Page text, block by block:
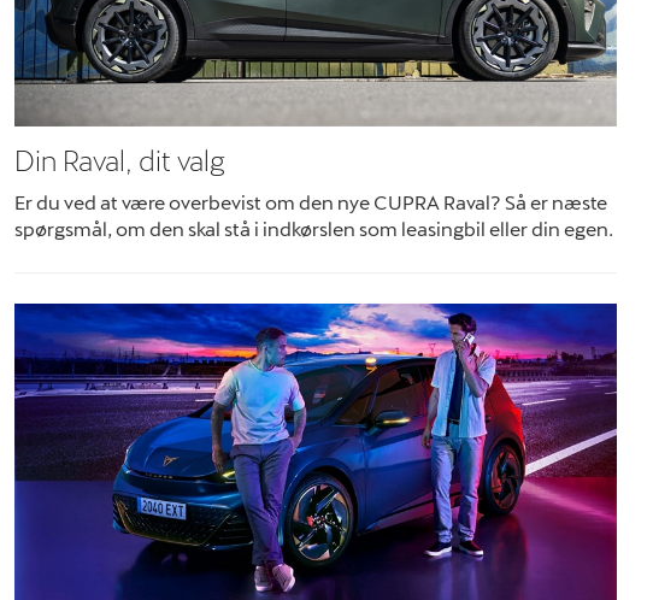
Din Raval, dit valg
Er du ved at være overbevist om den nye CUPRA Raval? Så er næste
spørgsmål, om den skal stå i indkørslen som leasingbil eller din egen.